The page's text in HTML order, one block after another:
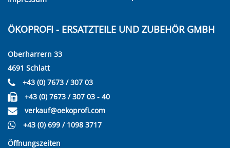
ÖKOPROFI - ERSATZTEILE UND ZUBEHÖR GMBH
Oberharrern 33
4691 Schlatt
+43 (0) 7673 / 307 03
+43 (0) 7673 / 307 03 - 40
verkauf@oekoprofi.com
+43 (0) 699 / 1098 3717
Öffnungszeiten